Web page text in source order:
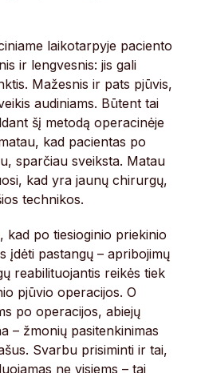
laikotarpyje paciento
ir lengvesnis: jis gali
Mažesnis ir pats pjūvis,
audiniams. Būtent tai
šį metodą operacinėje
kad pacientas po
sparčiau sveiksta. Matau
kad yra jaunų chirurgų,
technikos.
kad po tiesioginio priekinio
įdėti pastangų – apribojimų
reabilituojantis reikės tiek
pjūvio operacijos. O
po operacijos, abiejų
– žmonių pasitenkinimas
Svarbu prisiminti ir tai,
ne visiems – tai